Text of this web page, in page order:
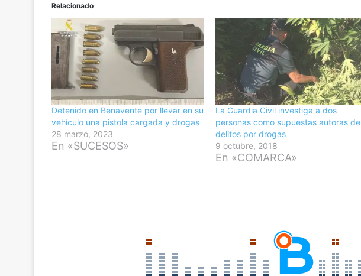
Relacionado
Detenido en Benavente por llevar en su
vehículo una pistola cargada y drogas
28 marzo, 2023
En «SUCESOS»
La Guardia Civil investiga a dos
personas como supuestas autoras de
delitos por drogas
9 octubre, 2018
En «COMARCA»